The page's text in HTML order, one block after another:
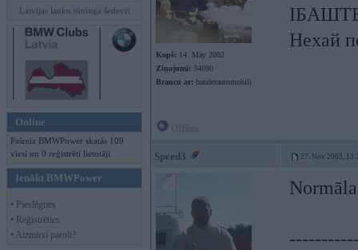
Latvijas lauku tūninga šedevri
Online
Pašreiz BMWPower skatās 109
viesi un 0 reģistrēti lietotāji.
Ienākt BMWPower
• Pieslēgties
• Reģistrēties
• Aizmirsi paroli?
Kopš: 14. May 2002
Ziņojumi: 34090
Braucu ar: banderautomobili
Нехай
Speed3 27. Nov 2003,